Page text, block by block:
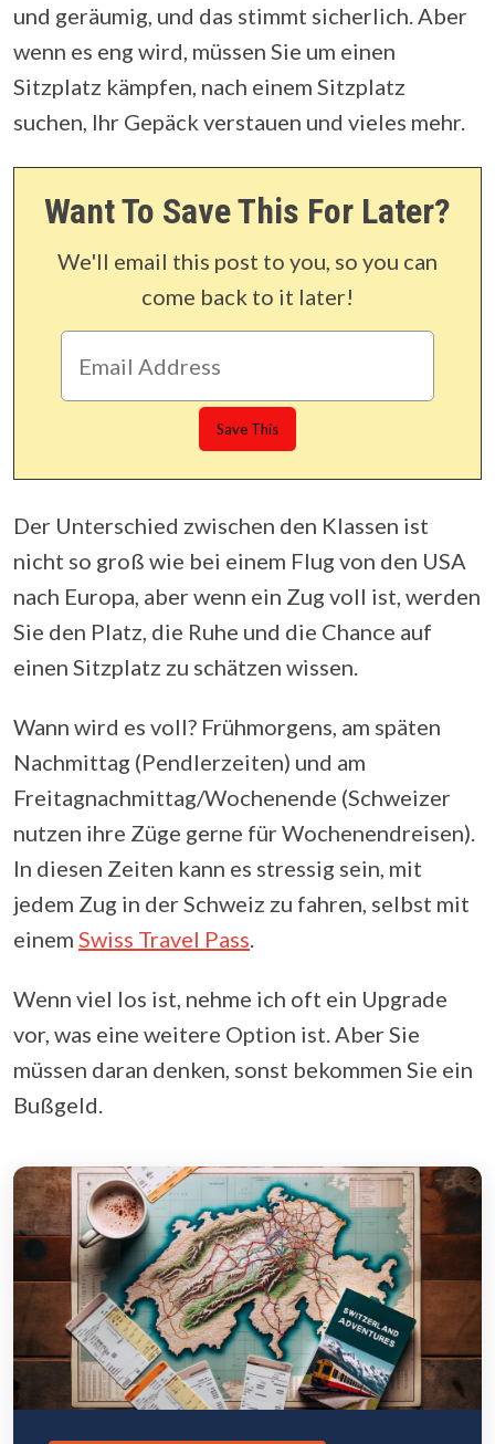
und geräumig, und das stimmt sicherlich. Aber
wenn es eng wird, müssen Sie um einen
Sitzplatz kämpfen, nach einem Sitzplatz
suchen, Ihr Gepäck verstauen und vieles mehr.
Want To Save This For Later?
We'll email this post to you, so you can
come back to it later!
Der Unterschied zwischen den Klassen ist
nicht so groß wie bei einem Flug von den USA
nach Europa, aber wenn ein Zug voll ist, werden
Sie den Platz, die Ruhe und die Chance auf
einen Sitzplatz zu schätzen wissen.
Wann wird es voll? Frühmorgens, am späten
Nachmittag (Pendlerzeiten) und am
Freitagnachmittag/Wochenende (Schweizer
nutzen ihre Züge gerne für Wochenendreisen).
In diesen Zeiten kann es stressig sein, mit
jedem Zug in der Schweiz zu fahren, selbst mit
einem Swiss Travel Pass.
Wenn viel los ist, nehme ich oft ein Upgrade
vor, was eine weitere Option ist. Aber Sie
müssen daran denken, sonst bekommen Sie ein
Bußgeld.